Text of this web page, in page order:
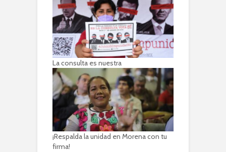
La consulta es nuestra
¡Respalda la unidad en Morena con tu
firma!